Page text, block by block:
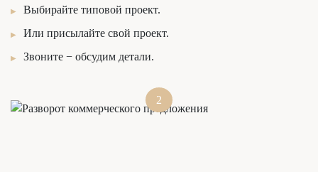
Выбирайте типовой проект.
Или присылайте свой проект.
Звоните − обсудим детали.
2